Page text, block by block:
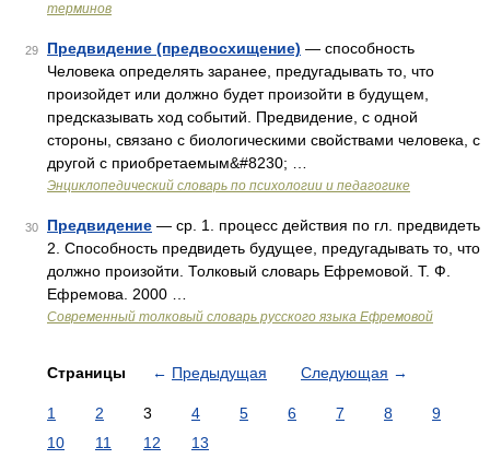
терминов
29 Предвидение (предвосхищение) — способность
Человека определять заранее, предугадывать то, что
произойдет или должно будет произойти в будущем,
предсказывать ход событий. Предвидение, с одной
стороны, связано с биологическими свойствами человека, с
другой с приобретаемым&#8230; …
Энциклопедический словарь по психологии и педагогике
30 Предвидение — ср. 1. процесс действия по гл. предвидеть
2. Способность предвидеть будущее, предугадывать то, что
должно произойти. Толковый словарь Ефремовой. Т. Ф.
Ефремова. 2000 …
Современный толковый словарь русского языка Ефремовой
Страницы ← Предыдущая Следующая →
1 2 3 4 5 6 7 8
9
10
11 12 13